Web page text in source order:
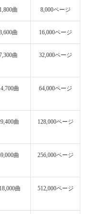
1,800曲 8,000ページ
曲 16,000ページ
曲 32,000ページ
曲 64,000ページ
曲 128,000ページ
曲 256,000ページ
曲 512,000ページ